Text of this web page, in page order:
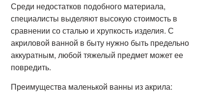
Среди недостатков подобного материала,
специалисты выделяют высокую стоимость в
сравнении со сталью и хрупкость изделия. С
акриловой ванной в быту нужно быть предельно
аккуратным, любой тяжелый предмет может ее
повредить.
Преимущества маленькой ванны из акрила: